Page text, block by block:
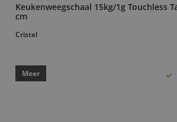
Keukenweegschaal 15kg/1g Touchless
cm
Cristel
Meer